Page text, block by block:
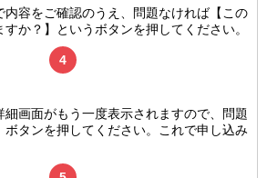
内容をご確認のうえ、問題なければ【この
か？】というボタンを押してください。
4
画面がもう一度表示されますので、問題
ボタンを押してください。これで申し込み